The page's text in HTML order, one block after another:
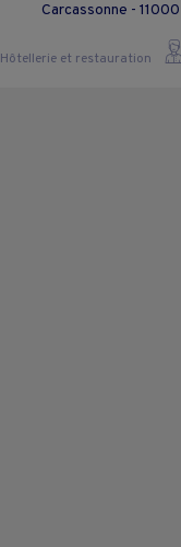
Carcassonne - 11000
Hôtellerie et restauration